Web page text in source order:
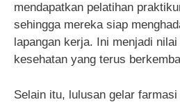
mendapatkan pelatihan
sehingga mereka siap
lapangan kerja. Ini menjadi
kesehatan yang terus
Selain itu, lulusan gelar